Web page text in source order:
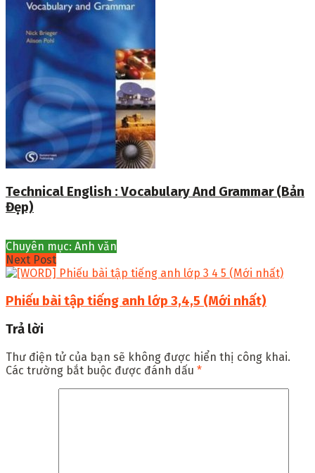
Technical English : Vocabulary And Grammar (Bản
Đẹp)
Chuyên mục: Anh văn
Next Post
Phiếu bài tập tiếng anh lớp 3,4,5 (Mới nhất)
Trả lời
Thư điện tử của bạn sẽ không được hiển thị công khai.
Các trường bắt buộc được đánh dấu *